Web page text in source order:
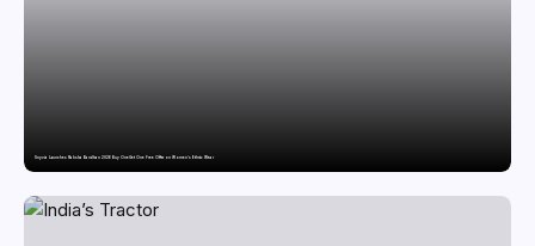
Snyvia Launches Raksha Bandhan 2026 Buy One Get One Free Offer on Women’s Ethnic Wear